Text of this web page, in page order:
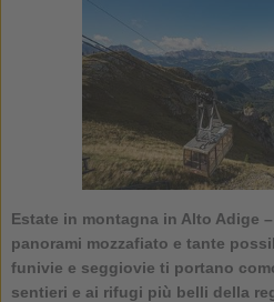
Estate in montagna in Alto Adige
panorami mozzafiato e tante
funivie e seggiovie ti portano
sentieri e ai rifugi più belli della